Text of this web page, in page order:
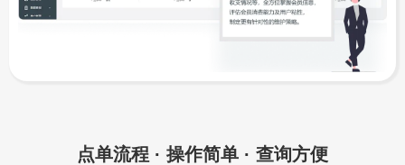
点单流程 · 操作简单 · 查询方便